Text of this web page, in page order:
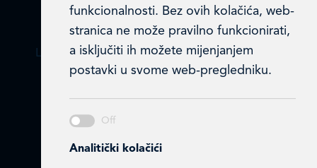
LEDO PLUS D.O.O.
TEL: +385 (0)1 2385 555
funkcionalnosti. Bez ovih kolačića, web-
stranica ne može pravilno funkcionirati,
a isključiti ih možete mijenjanjem
postavki u svome web-pregledniku.
Analitički kolačići